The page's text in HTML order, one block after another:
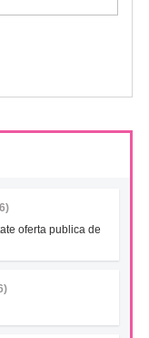
oferta publica de